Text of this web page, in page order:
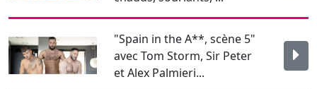
Pour rester informé je m'abonne !